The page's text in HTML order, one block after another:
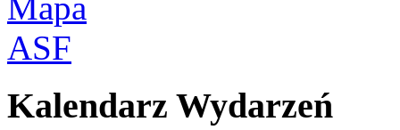
Kalendarz Wydarzeń